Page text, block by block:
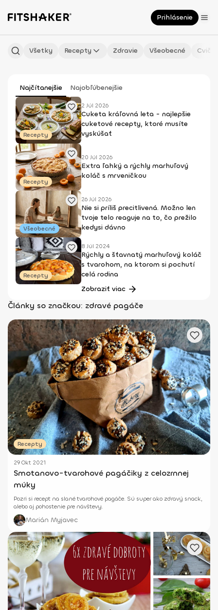
Prihlásenie
Všetky Recepty Zdravie Všeobecné
Najčítanejšie Najobľúbenejšie
Recepty
2 Júl 2026
Cuketa kráľovná leta - najlepšie
cuketové recepty, ktoré musíte
vyskúšať
Recepty
20 Júl 2026
Extra ľahký a rýchly marhuľový
koláč s mrveničkou
Všeobecné
26 Júl 2026
Nie si príliš precitlivená. Možno len
tvoje telo reaguje na to, čo prežilo
kedysi dávno
Recepty
8 Júl 2024
Rýchly a šťavnatý marhuľový koláč
s tvarohom, na ktorom si pochutí
celá rodina
Zobraziť viac
Články so značkou: zdravé pagáče
Recepty
29 Okt 2021
Smotanovo-tvarohové pagáčiky z celozrnnej
múky
Pozri si recept na slané tvarohové pagáče. Sú super ako zdravý snack,
alebo aj pohostenie pre návštevy.
Marián Myjavec